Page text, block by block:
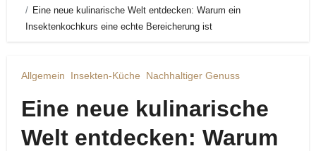
Eine neue kulinarische Welt entdecken: Warum ein
Insektenkochkurs eine echte Bereicherung ist
Allgemein Insekten-Küche Nachhaltiger Genuss
Eine neue kulinarische
Welt entdecken: Warum